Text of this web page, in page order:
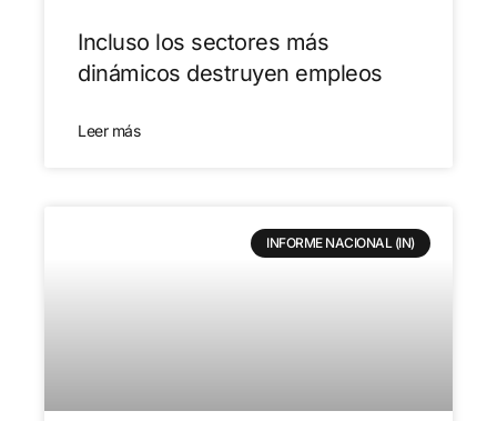
Incluso los sectores más
dinámicos destruyen empleos
Leer más
INFORME NACIONAL (IN)